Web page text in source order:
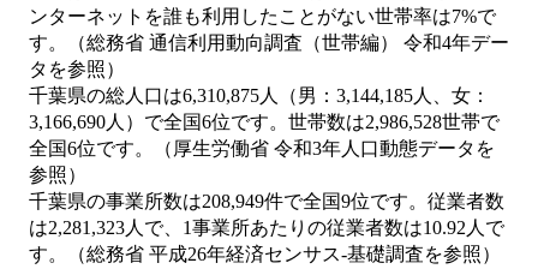
ンターネットを誰も利用したことがない世帯率は7%で
す。（総務省 通信利用動向調査（世帯編） 令和4年デー
タを参照）
千葉県の総人口は6,310,875人（男：3,144,185人、女：
3,166,690人）で全国6位です。世帯数は2,986,528世帯で
全国6位です。（厚生労働省 令和3年人口動態データを
参照）
千葉県の事業所数は208,949件で全国9位です。従業者数
は2,281,323人で、1事業所あたりの従業者数は10.92人で
す。（総務省 平成26年経済センサス‐基礎調査を参照）